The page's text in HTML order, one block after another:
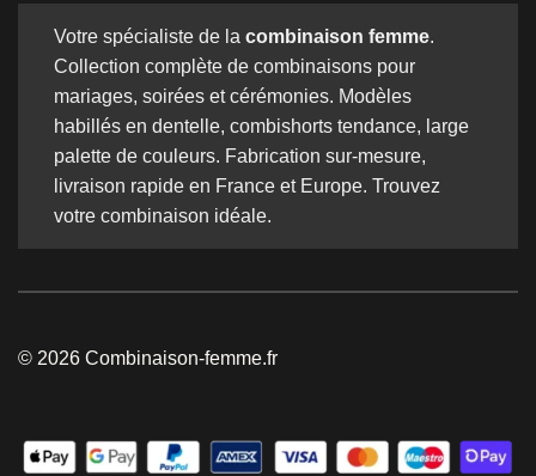
Votre spécialiste de la combinaison femme.
Collection complète de combinaisons pour
mariages, soirées et cérémonies. Modèles
habillés en dentelle, combishorts tendance, large
palette de couleurs. Fabrication sur-mesure,
livraison rapide en France et Europe. Trouvez
votre combinaison idéale.
© 2026 Combinaison-femme.fr